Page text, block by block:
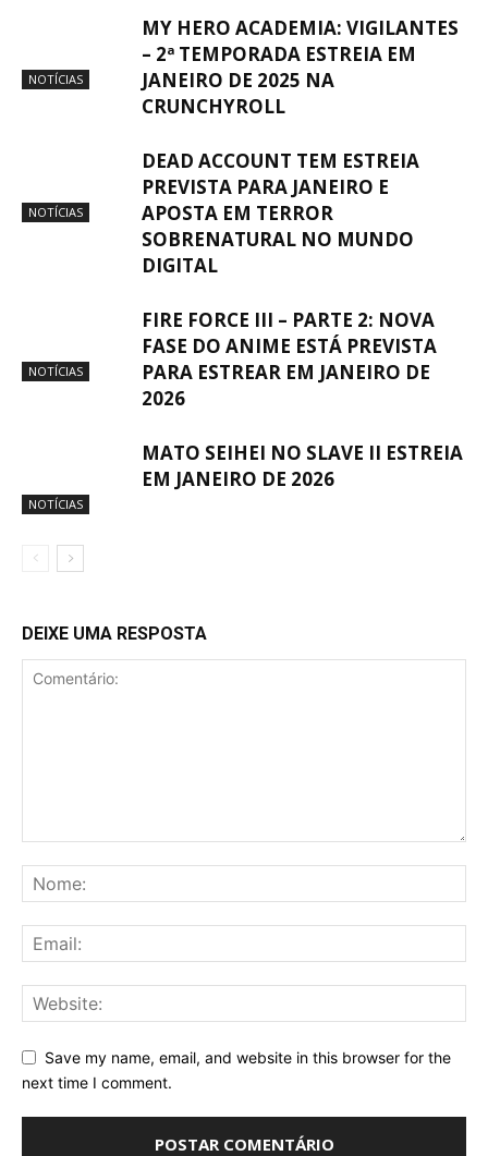
NOTÍCIAS
MY HERO ACADEMIA: VIGILANTES
– 2ª TEMPORADA ESTREIA EM
JANEIRO DE 2025 NA
CRUNCHYROLL
NOTÍCIAS
DEAD ACCOUNT TEM ESTREIA
PREVISTA PARA JANEIRO E
APOSTA EM TERROR
SOBRENATURAL NO MUNDO
DIGITAL
NOTÍCIAS
FIRE FORCE III – PARTE 2: NOVA
FASE DO ANIME ESTÁ PREVISTA
PARA ESTREAR EM JANEIRO DE
2026
NOTÍCIAS
MATO SEIHEI NO SLAVE II ESTREIA
EM JANEIRO DE 2026
DEIXE UMA RESPOSTA
Save my name, email, and website in this browser for the
next time I comment.